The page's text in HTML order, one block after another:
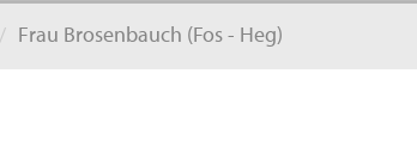
Frau Brosenbauch (Fos - Heg)